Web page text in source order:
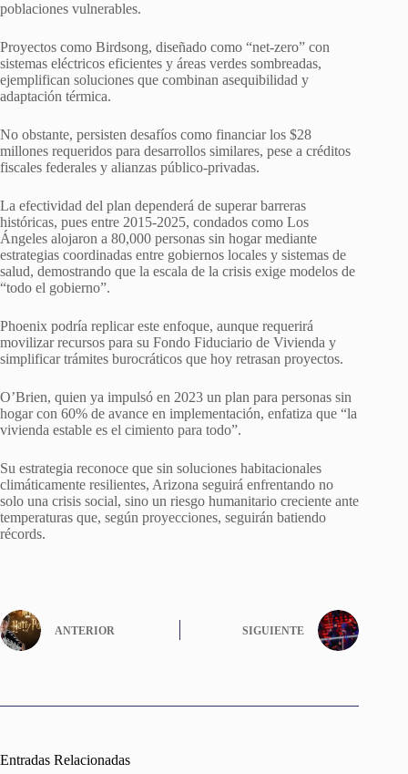
poblaciones vulnerables.
Proyectos como Birdsong, diseñado como “net-zero” con
sistemas eléctricos eficientes y áreas verdes sombreadas,
ejemplifican soluciones que combinan asequibilidad y
adaptación térmica.
No obstante, persisten desafíos como financiar los $28
millones requeridos para desarrollos similares, pese a créditos
fiscales federales y alianzas público-privadas.
La efectividad del plan dependerá de superar barreras
históricas, pues entre 2015-2025, condados como Los
Ángeles alojaron a 80,000 personas sin hogar mediante
estrategias coordinadas entre gobiernos locales y sistemas de
salud, demostrando que la escala de la crisis exige modelos de
“todo el gobierno”.
Phoenix podría replicar este enfoque, aunque requerirá
movilizar recursos para su Fondo Fiduciario de Vivienda y
simplificar trámites burocráticos que hoy retrasan proyectos.
O’Brien, quien ya impulsó en 2023 un plan para personas sin
hogar con 60% de avance en implementación, enfatiza que “la
vivienda estable es el cimiento para todo”.
Su estrategia reconoce que sin soluciones habitacionales
climáticamente resilientes, Arizona seguirá enfrentando no
solo una crisis social, sino un riesgo humanitario creciente ante
temperaturas que, según proyecciones, seguirán batiendo
récords.
ANTERIOR SIGUIENTE
Entradas Relacionadas